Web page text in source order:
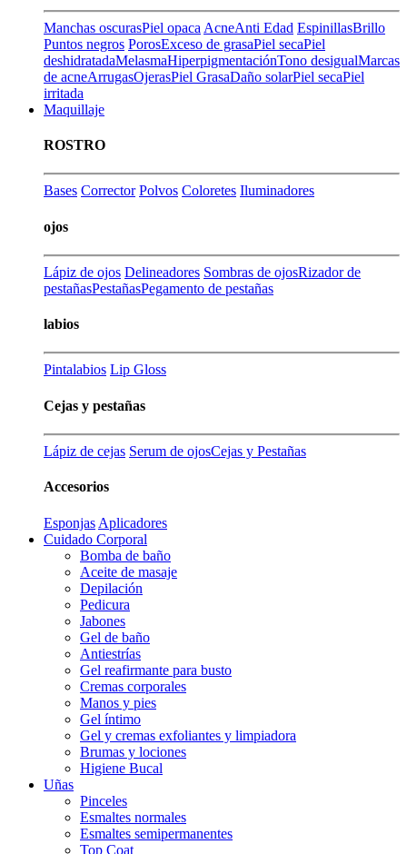
Manchas oscurasPiel opaca AcneAnti Edad EspinillasBrillo
Puntos negros PorosExceso de grasaPiel secaPiel
deshidratadaMelasmaHiperpigmentaciónTono desigualMarcas
de acneArrugasOjerasPiel GrasaDaño solarPiel secaPiel
irritada
Maquillaje
ROSTRO
Bases Corrector Polvos Coloretes Iluminadores
ojos
Lápiz de ojos Delineadores Sombras de ojosRizador de
pestañasPestañasPegamento de pestañas
labios
Pintalabios Lip Gloss
Cejas y pestañas
Lápiz de cejas Serum de ojosCejas y Pestañas
Accesorios
Esponjas Aplicadores
Cuidado Corporal
Bomba de baño
Aceite de masaje
Depilación
Pedicura
Jabones
Gel de baño
Antiestrías
Gel reafirmante para busto
Cremas corporales
Manos y pies
Gel íntimo
Gel y cremas exfoliantes y limpiadora
Brumas y lociones
Higiene Bucal
Uñas
Pinceles
Esmaltes normales
Esmaltes semipermanentes
Top Coat